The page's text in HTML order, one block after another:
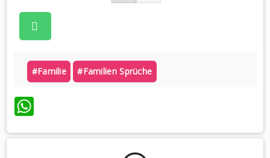
#familie #familien Sprüche
WhatsApp